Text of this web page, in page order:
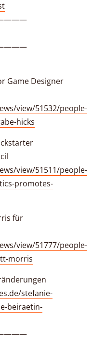
Game Designer
view/51532/people-
hicks
view/51511/people-
promotes-
für
view/51777/people-
morris
stefanie-
beiraetin-